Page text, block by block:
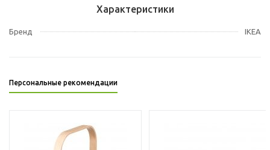
Характеристики
Бренд IKEA
Персональные рекомендации